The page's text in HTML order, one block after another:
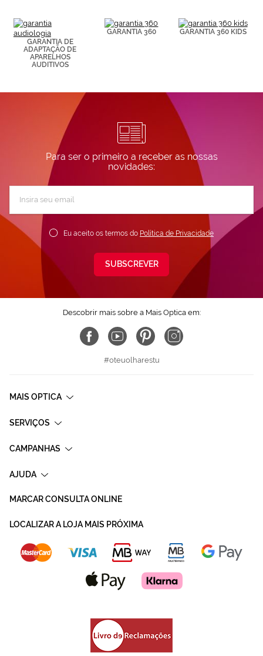
GARANTIA DE
ADAPTAÇÃO DE
APARELHOS
AUDITIVOS
GARANTIA 360 GARANTIA 360 KIDS
Para ser o primeiro a receber as nossas
novidades:
Newsletter:
Eu aceito os termos do Política de Privacidade
SUBSCREVER
Descobrir mais sobre a Mais Optica em:
#oteuolharestu
MAIS OPTICA
SERVIÇOS
CAMPANHAS
AJUDA
MARCAR CONSULTA ONLINE
LOCALIZAR A LOJA MAIS PRÓXIMA